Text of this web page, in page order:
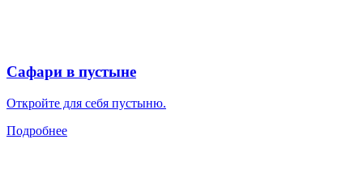
Сафари в пустыне
Откройте для себя пустыню.
Подробнее